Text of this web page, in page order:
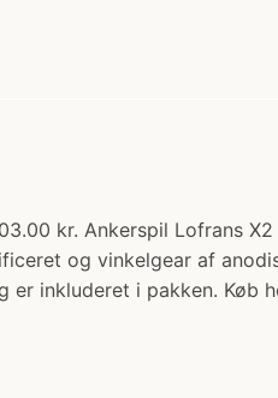
kr. Ankerspil Lofrans
og vinkelgear af
inkluderet i pakken. Køb